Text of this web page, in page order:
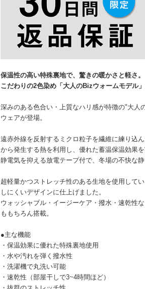
保温性の高い特殊裏地で、驚きの暖かさと軽さ。
こだわりの2色染め「大人のBizウォームモデル
深みのある色合い・上質なハリ感が特徴の"大人
ウェアが登場。
遠赤外線を反射するミクロ粒子を繊維に練り込
から発生する熱を利用し、優れた蓄温保温効果を
静電気を抑える放電テープ付で、冬場の不快な静
超軽量かつストレッチ性のある生地を使用して
しにくいデザインに仕上げました。
ウォッシャブル・イージーケア・撥水・速乾性
ももちろん搭載。
●主な機能
・保温効果に優れた特殊裏地使用
・水や汚れを弾く撥水性
・洗濯機で丸洗い可能
・速乾性（部屋干しで3~4時間ほど）